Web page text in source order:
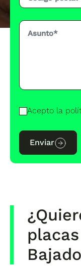
Acepto la
Enviar